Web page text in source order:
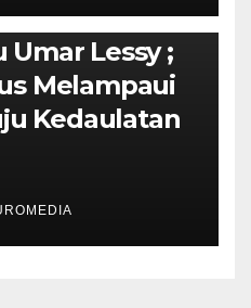
HMI, Ketua
Lessy ;
Melampaui
Kedaulatan